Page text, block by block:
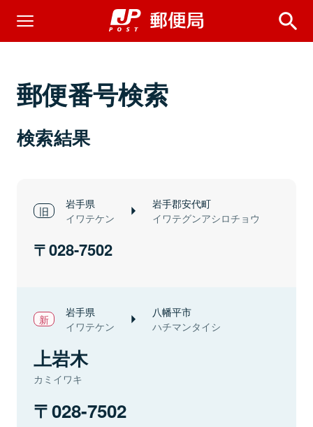
郵便番号検索
検索結果
岩手県
イワテケン
岩手郡安代町
イワテグンアシロチョウ
028-7502
岩手県
イワテケン
八幡平市
ハチマンタイシ
上岩木
カミイワキ
028-7502